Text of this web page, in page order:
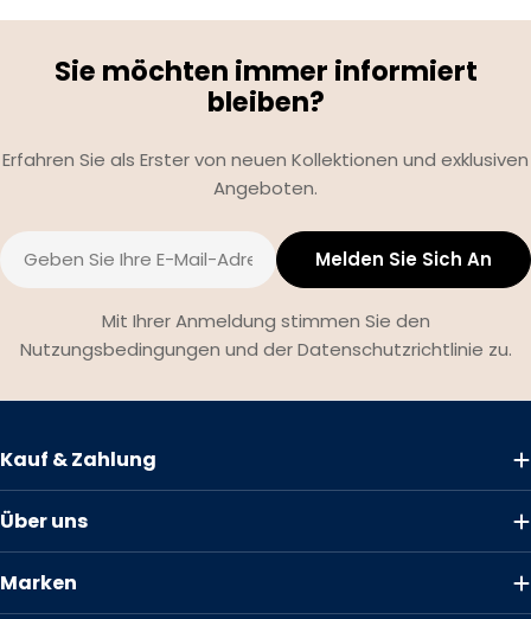
Sie möchten immer informiert
bleiben?
Erfahren Sie als Erster von neuen Kollektionen und exklusiven
Angeboten.
E-
Mail
Melden Sie Sich An
Mit Ihrer Anmeldung stimmen Sie den
Nutzungsbedingungen und der Datenschutzrichtlinie zu.
Kauf & Zahlung
Über uns
Marken